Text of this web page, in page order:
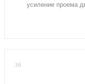
усиление проема
36